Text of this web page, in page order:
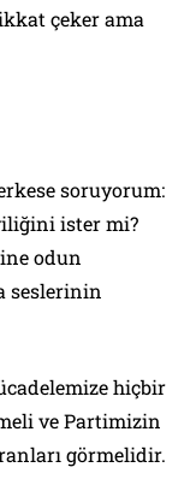
çeker ama
soruyorum:
ister mi?
odun
seslerinin
hiçbir
ve Partimizin
görmelidir.